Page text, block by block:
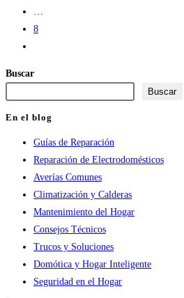
8
la
página
siguiente
Buscar
Buscar
En el blog
Guías de Reparación
Reparación de Electrodomésticos
Averías Comunes
Climatización y Calderas
Mantenimiento del Hogar
Consejos Técnicos
Trucos y Soluciones
Domótica y Hogar Inteligente
Seguridad en el Hogar